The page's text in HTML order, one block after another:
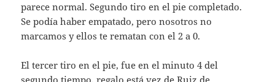
parece normal. Segundo tiro en el pie completado.
Se podía haber empatado, pero nosotros no
marcamos y ellos te rematan con el 2 a 0.
El tercer tiro en el pie, fue en el minuto 4 del